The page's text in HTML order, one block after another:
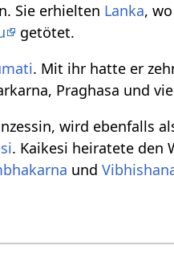
Sie erhielten Lanka,
getötet.
. Mit ihr hatte er
Praghasa und
wird ebenfalls
. Kaikesi heiratete den
und